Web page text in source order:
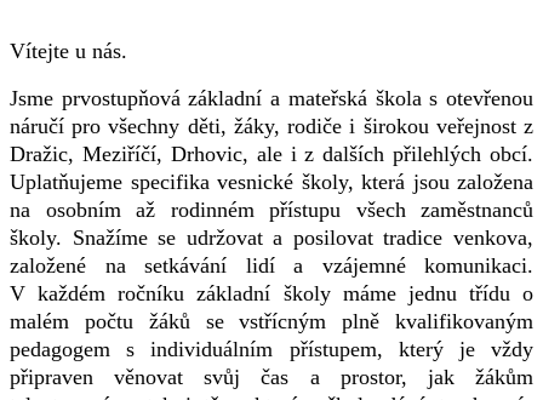
Vítejte u nás.
Jsme prvostupňová základní a mateřská škola s otevřenou
náručí pro všechny děti, žáky, rodiče i širokou veřejnost z
Dražic, Meziříčí, Drhovic, ale i z dalších přilehlých obcí.
Uplatňujeme specifika vesnické školy, která jsou založena
na osobním až rodinném přístupu všech zaměstnanců
školy. Snažíme se udržovat a posilovat tradice venkova,
založené na setkávání lidí a vzájemné komunikaci.
V každém ročníku základní školy máme jednu třídu o
malém počtu žáků se vstřícným plně kvalifikovaným
pedagogem s individuálním přístupem, který je vždy
připraven věnovat svůj čas a prostor, jak žákům